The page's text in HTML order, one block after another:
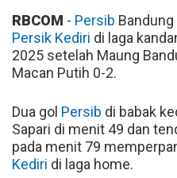
RBCOM - Persib
Persik Kediri di laga
2025 setelah Maung
Macan Putih 0-2.
Dua gol Persib di babak
Sapari di menit 49 dan
pada menit 79
Kediri di laga home.